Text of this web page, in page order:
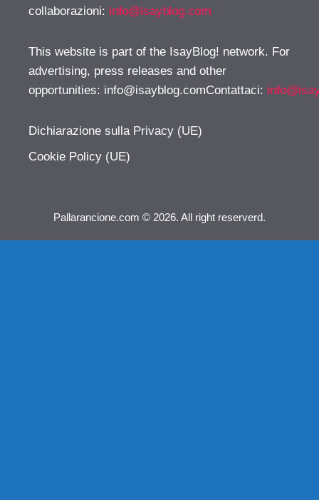
collaborazioni: info@isayblog.com
This website is part of the IsayBlog! network. For
advertising, press releases and other
opportunities: info@isayblog.comContattaci:
Dichiarazione sulla Privacy (UE)
Cookie Policy (UE)
Pallarancione.com © 2026. All right reserverd.